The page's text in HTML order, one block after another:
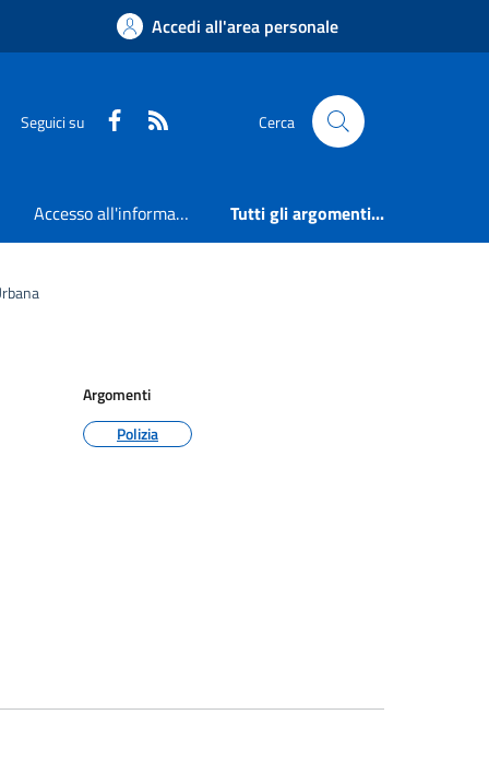
Accedi all'area personale
Seguici su Faceboook Cerca
Accesso all'informazione Tutti gli argomenti...
Argomenti
Polizia